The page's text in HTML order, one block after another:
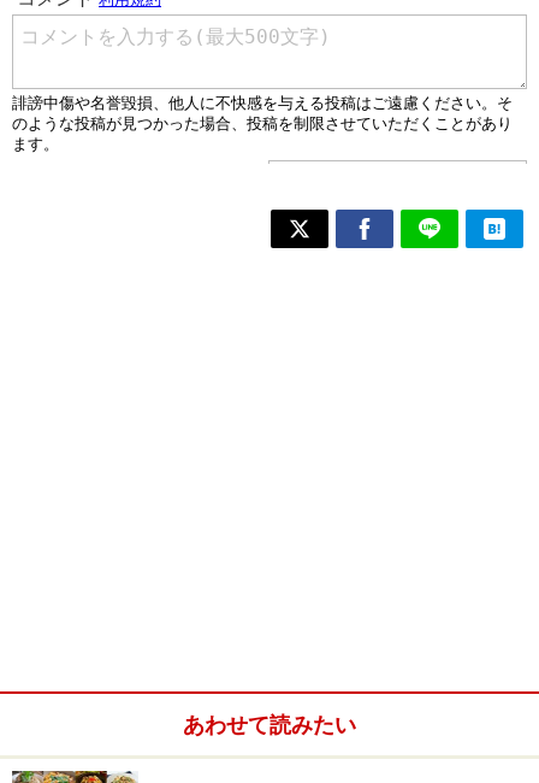
あわせて読みたい